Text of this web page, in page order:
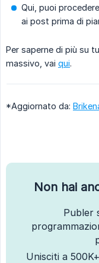
Qui, puoi
ai post prima di
Per saperne di più su
massivo, vai qui.
*Aggiornato da:
Non hai
Publer
Unisciti a